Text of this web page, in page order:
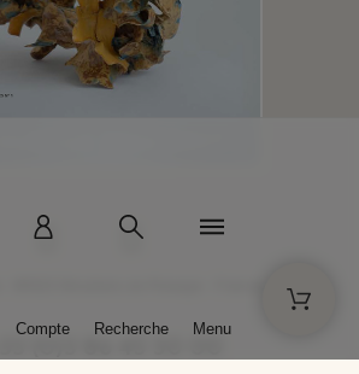
+33 (0)3 86 45 50 00
Compte Recherche Menu